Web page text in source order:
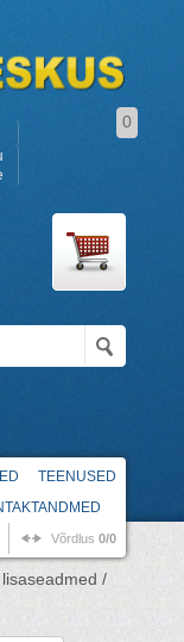
0
TEENUSED
Võrdlus 0/0
/